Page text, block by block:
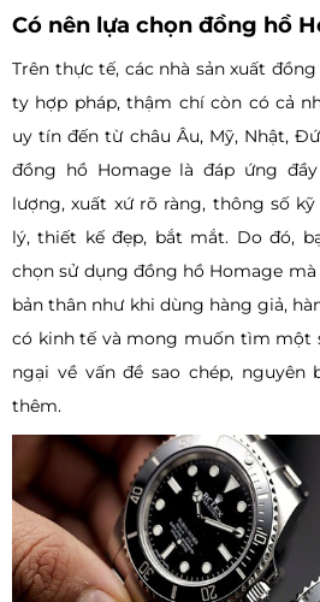
Có nên lựa chọn đồng hồ
Trên thực tế, các nhà sản xuất
ty hợp pháp, thậm chí còn có cả
uy tín đến từ châu Âu, Mỹ, Nhật,
đồng hồ Homage là đáp ứng
lượng, xuất xứ rõ ràng, thông số
lý, thiết kế đẹp, bắt mắt. Do đó,
chọn sử dụng đồng hồ Homage
bản thân như khi dùng hàng giả,
có kinh tế và mong muốn tìm một
ngại về vấn đề sao chép, nguyên
thêm.